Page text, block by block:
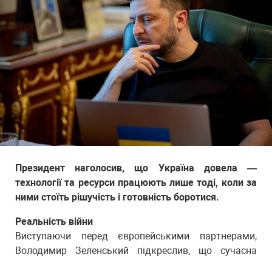
Президент наголосив, що Україна довела —
технології та ресурси працюють лише тоді, коли за
ними стоїть рішучість і готовність боротися.
Реальність війни
Виступаючи перед європейськими партнерами,
Володимир Зеленський підкреслив, що сучасна